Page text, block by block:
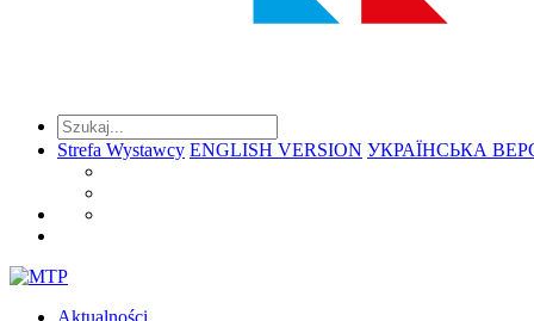
Strefa Wystawcy ENGLISH VERSION УКРАЇНСЬКА